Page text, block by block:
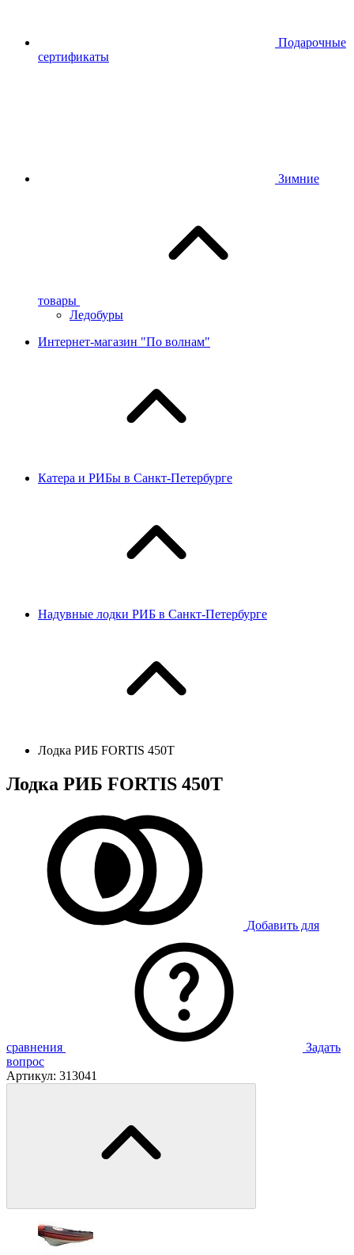
Подарочные
сертификаты
Зимние
товары
Ледобуры
Интернет-магазин "По волнам"
Катера и РИБы в Санкт-Петербурге
Надувные лодки РИБ в Санкт-Петербурге
Лодка РИБ FORTIS 450T
Лодка РИБ FORTIS 450T
Добавить для
сравнения
Задать
вопрос
Артикул: 313041